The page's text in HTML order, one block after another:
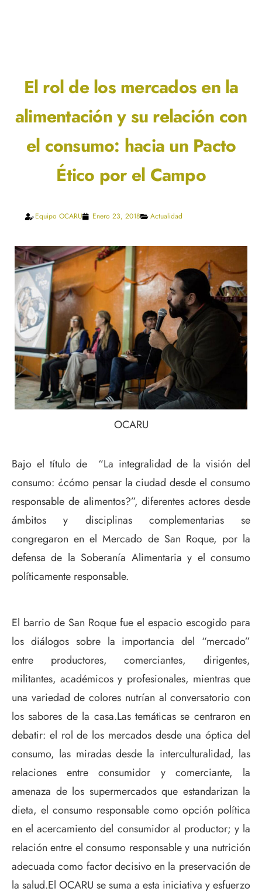
El rol de los mercados en la
alimentación y su relación con
el consumo: hacia un Pacto
Ético por el Campo
Equipo OCARU Enero 23, 2018 Actualidad
OCARU
Bajo el título de “La integralidad de la visión del
consumo: ¿cómo pensar la ciudad desde el consumo
responsable de alimentos?”, diferentes actores desde
ámbitos y disciplinas complementarias se
congregaron en el Mercado de San Roque, por la
defensa de la Soberanía Alimentaria y el consumo
políticamente responsable.
El barrio de San Roque fue el espacio escogido para
los diálogos sobre la importancia del “mercado”
entre productores, comerciantes, dirigentes,
militantes, académicos y profesionales, mientras que
una variedad de colores nutrían al conversatorio con
los sabores de la casa.Las temáticas se centraron en
debatir: el rol de los mercados desde una óptica del
consumo, las miradas desde la interculturalidad, las
relaciones entre consumidor y comerciante, la
amenaza de los supermercados que estandarizan la
dieta, el consumo responsable como opción política
en el acercamiento del consumidor al productor; y la
relación entre el consumo responsable y una nutrición
adecuada como factor decisivo en la preservación de
la salud.El OCARU se suma a esta iniciativa y esfuerzo